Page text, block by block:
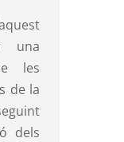
una
les
de la
dels